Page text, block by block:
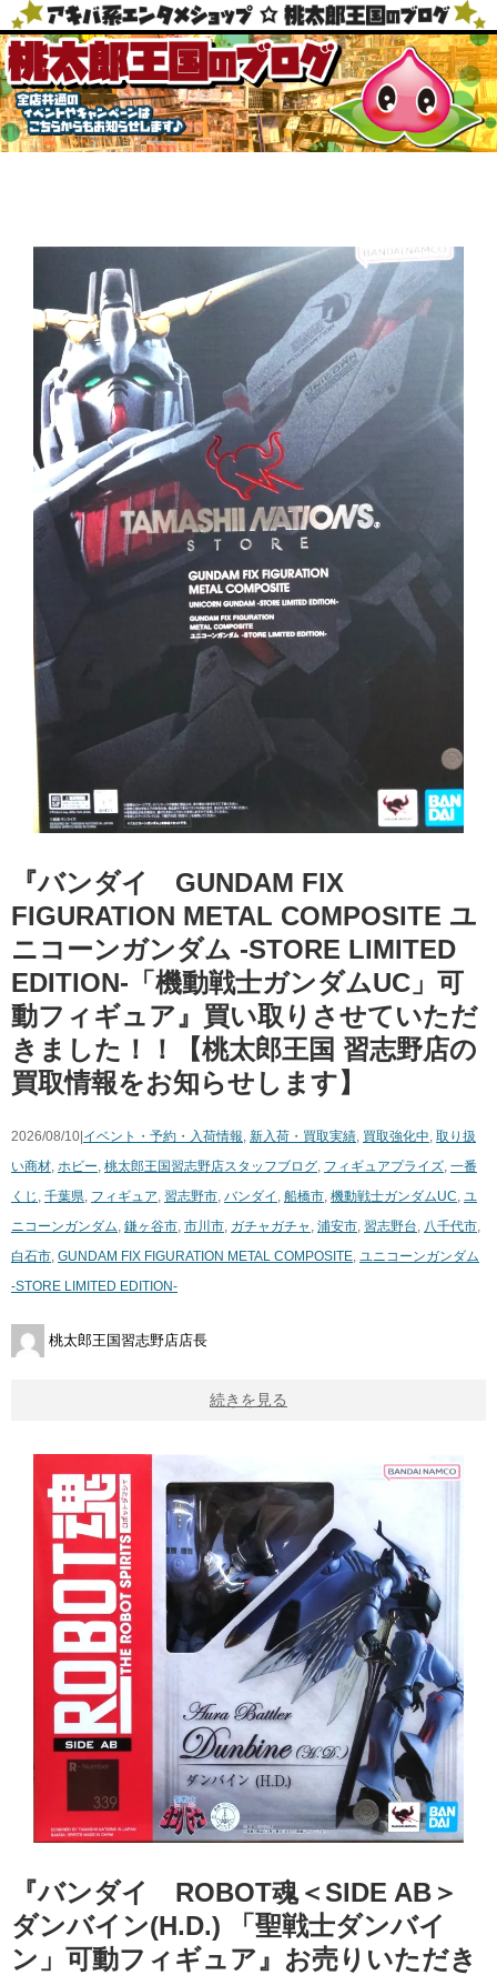
『バンダイ GUNDAM FIX
FIGURATION METAL COMPOSITE ユ
ニコーンガンダム -STORE LIMITED
EDITION-「機動戦士ガンダムUC」可
動フィギュア』買い取りさせていただ
きました！！【桃太郎王国 習志野店の
買取情報をお知らせします】
2026/08/10| イベント・予約・入荷情報, 新入荷・買取実績, 買取強化中, 取り扱
い商材, ホビー, 桃太郎王国習志野店スタッフブログ, フィギュアプライズ, 一番
くじ , 千葉県, フィギュア, 習志野市, バンダイ , 船橋市, 機動戦士ガンダムUC, ユ
ニコーンガンダム, 鎌ヶ谷市, 市川市, ガチャガチャ , 浦安市, 習志野台, 八千代市,
白石市, GUNDAM FIX FIGURATION METAL COMPOSITE, ユニコーンガンダム
-STORE LIMITED EDITION-
桃太郎王国習志野店店長
続きを見る
『バンダイ ROBOT魂＜SIDE ​AB＞ ​
ダンバイン(H.D.) ​「聖戦士ダンバイ
ン」可動フィギュア』お売りいただき